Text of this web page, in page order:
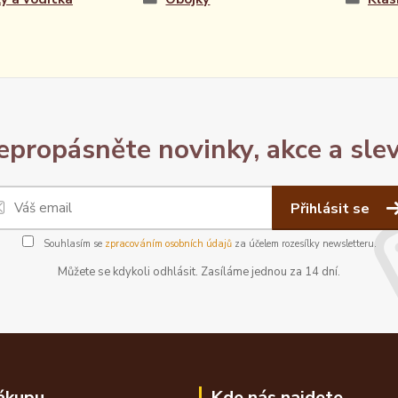
novinky, akce a
Přihlásit se
Souhlasím se zpracováním osobních údajůza účelem rozesílky newsletteru.
Můžete se kdykoli odhlásit. Zasíláme jednou za 14 dní.